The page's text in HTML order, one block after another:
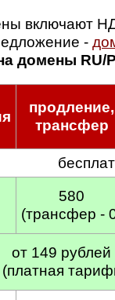
включают
-
домены RU/
продление,
трансфер
580
(трансфер -
от 149
(платная